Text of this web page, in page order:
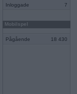
Inloggade 7
Mobilspel
Pågående 18 430